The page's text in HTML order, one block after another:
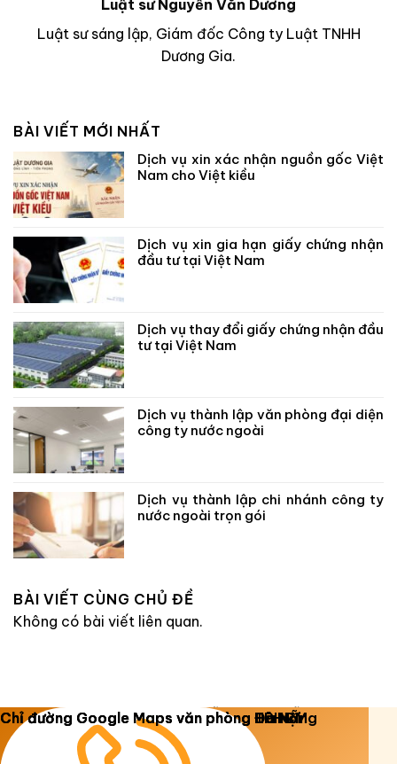
Luật sư Nguyễn Văn Dương
Luật sư sáng lập, Giám đốc Công ty Luật TNHH
Dương Gia.
BÀI VIẾT MỚI NHẤT
Dịch vụ xin xác nhận nguồn gốc Việt
Nam cho Việt kiều
Dịch vụ xin gia hạn giấy chứng nhận
đầu tư tại Việt Nam
Dịch vụ thay đổi giấy chứng nhận đầu
tư tại Việt Nam
Dịch vụ thành lập văn phòng đại diện
công ty nước ngoài
Dịch vụ thành lập chi nhánh công ty
nước ngoài trọn gói
BÀI VIẾT CÙNG CHỦ ĐỀ
Không có bài viết liên quan.
Copyright 2026 © Luật Dương Gia